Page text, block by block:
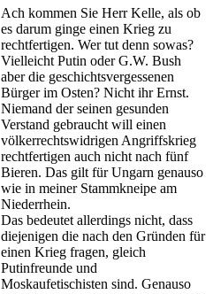
Ach kommen Sie Herr Kelle, als ob
es darum ginge einen Krieg zu
rechtfertigen. Wer tut denn sowas?
Vielleicht Putin oder G.W. Bush
aber die geschichtsvergessenen
Bürger im Osten? Nicht ihr Ernst.
Niemand der seinen gesunden
Verstand gebraucht will einen
völkerrechtswidrigen Angriffskrieg
rechtfertigen auch nicht nach fünf
Bieren. Das gilt für Ungarn genauso
wie in meiner Stammkneipe am
Niederrhein.
Das bedeutet allerdings nicht, dass
diejenigen die nach den Gründen für
einen Krieg fragen, gleich
Putinfreunde und
Moskaufetischisten sind. Genauso